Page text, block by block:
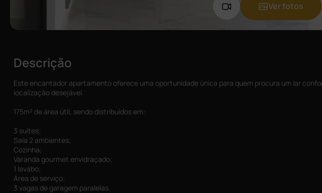
Ver fotos
Descrição
Este encantador apartamento oferece uma oportunidade única para quem procura um lar
localização desejável.
175m² de área útil, sendo distribuídos em:
3 suítes;
Sala 2 ambientes;
Cozinha;
Varanda gourmet envidraçado;
1 lavabo;
Área de serviço;
3 vagas de garagem paralelas.